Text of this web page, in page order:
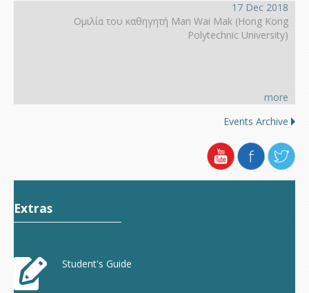
17 Dec 2018
Ομιλία του καθηγητή Man Wai Mak (Hong Kοng
Polytechnic University)
more
Events Archive
Extras
Student's Guide